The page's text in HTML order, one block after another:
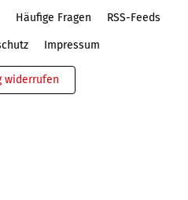
Häufige Fragen RSS-Feeds
Impressum
widerrufen